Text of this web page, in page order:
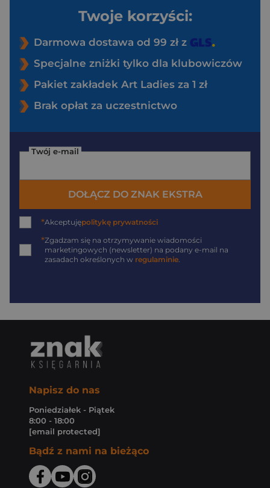
Twoje korzyści:
Darmowa dostawa od 99 zł z
Specjalne zniżki tylko dla klubowiczów
Pakiet zakładek Art Ladies za 1 zł
Brak opłat za uczestnictwo
Twój e-mail
DOŁĄCZ DO ZNAK EKSTRA
*Akceptujępolitykę prywatności
*Zgadzam się na otrzymywanie wiadomości
marketingowych (newsletter) na podany e-mail na
zasadach określonych w regulaminie
Napisz do nas
Poniedziałek - Piątek
8:00 - 18:00
[email protected]
Bądź z nami na bieżąco